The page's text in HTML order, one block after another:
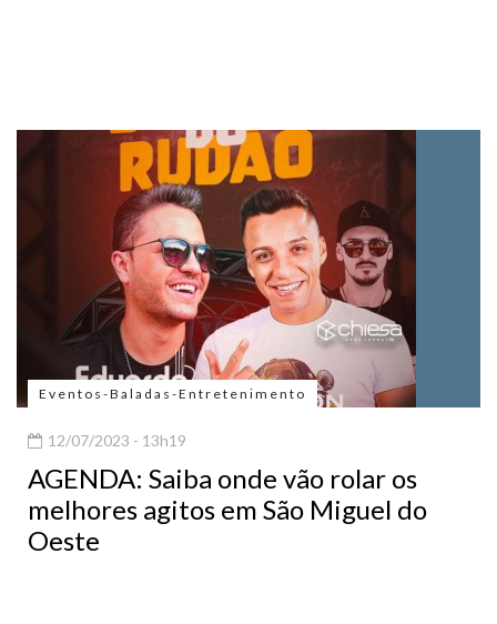
Eventos-Baladas-Entretenimento
12/07/2023 - 13h19
AGENDA: Saiba onde vão rolar os
melhores agitos em São Miguel do
Oeste